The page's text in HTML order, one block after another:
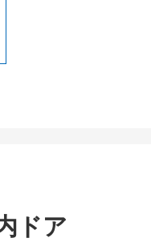
ドア